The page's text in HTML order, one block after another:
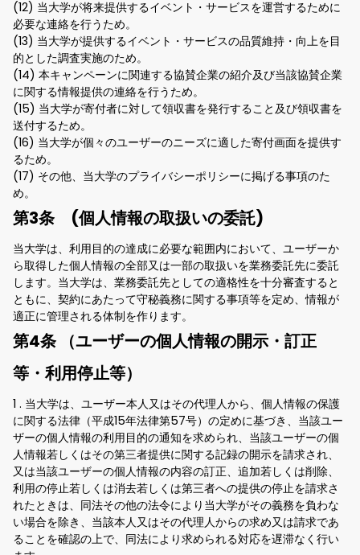
(12) 当大学が将来提供するイベント・サービスを運営するために
必要な連絡を行うため。
(13) 当大学が提供するイベント・サービスの品質維持・向上を目
的とした調査実施のため。
(14) 本キャンペーンに関連する協賛企業の紹介及び当該協賛企業
に関する情報提供の連絡を行うため。
(15) 当大学が寄付者に対して領収書を発行すること及び領収書を
送付するため。
(16) 当大学が個々のユーザーのニーズに適した寄付画面を提供す
るため。
(17) その他、当大学のプライバシーポリシーに掲げる事項のた
め。
第3条 (個人情報の取扱いの委託)
当大学は、利用目的の達成に必要な範囲内において、ユーザーか
ら取得した個人情報の全部又は一部の取扱いを業務委託先に委託
します。当大学は、業務委託先としての適格性を十分審査すると
ともに、契約にあたって守秘義務に関する事項等を定め、情報が
適正に管理される体制を作ります。
第4条 （ユーザーの個人情報の開示・訂正
等・利用停止等）
1 . 当大学は、ユーザー本人又はその代理人から、個人情報の保護
に関する法律（平成15年法律第57号）の定めに基づき、当該ユー
ザーの個人情報の利用目的の通知を求められ、当該ユーザーの個
人情報若しくはその第三者提供に関する記録の開示を請求され、
又は当該ユーザーの個人情報の内容の訂正、追加若しくは削除、
利用の停止若しくは消去若しくは第三者への提供の停止を請求さ
れたときは、同法その他の法令により当大学がその義務を負わな
い場合を除き、当該本人又はその代理人からの求め又は請求であ
ることを確認の上で、同法により求められる対応を遅滞なく行い